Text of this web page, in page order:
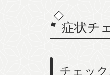
症状チ
チェッ